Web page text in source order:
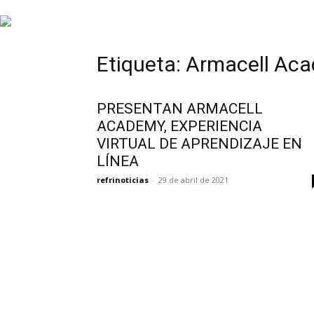
HVAC/R
Etiqueta: Armacell
PRESENTAN ARMACELL
ACADEMY, EXPERIENCIA
VIRTUAL DE APRENDIZAJE EN
LÍNEA
refrinoticias - 29 de abril de 2021